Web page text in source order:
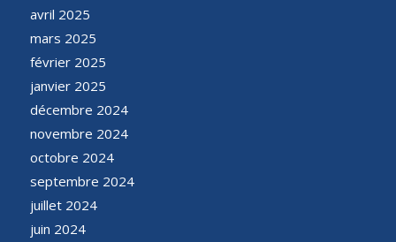
avril 2025
mars 2025
février 2025
janvier 2025
décembre 2024
novembre 2024
octobre 2024
septembre 2024
juillet 2024
juin 2024